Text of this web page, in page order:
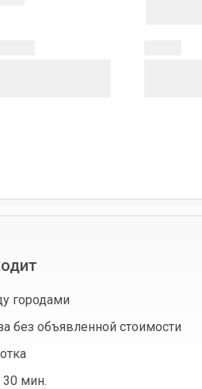
городами
без объявленной стоимости
мин.